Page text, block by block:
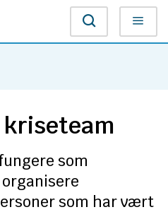
Søk Meny
som
som har vært